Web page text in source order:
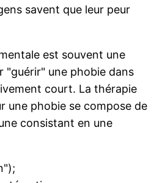
savent que leur peur
est souvent une
"guérir" une phobie dans
court. La thérapie
une phobie se compose de
consistant en une